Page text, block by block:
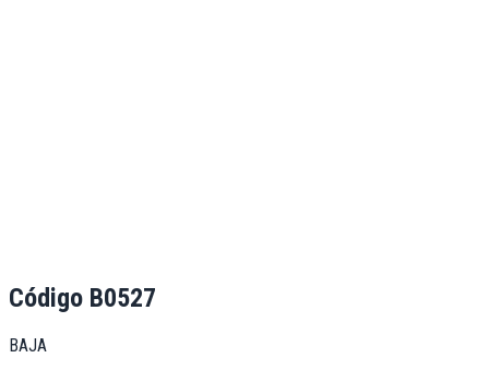
Código B0527
BAJA